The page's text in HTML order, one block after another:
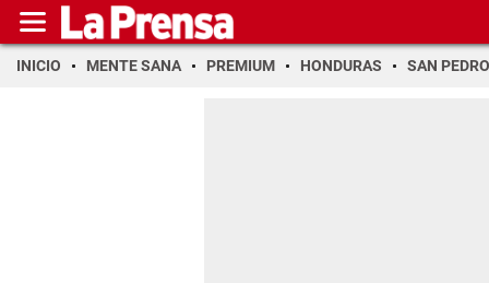
INICIO MENTE SANA PREMIUM HONDURAS SAN PEDRO